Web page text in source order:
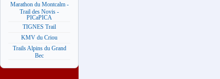
Marathon du Montcalm -
Trail des Novis -
PICaPICA
TIGNES Trail
KMV du Criou
Trails Alpins du Grand
Bec